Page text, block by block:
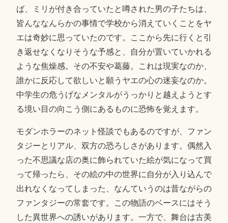
ば、ミリが付き合っていたと噂された男の子たちは、
皆んななんらかの事情で学校から消えていくことをヤ
エは奇妙に思っていたのです。ここから先に行くと引
き返せなくなりそうな予感と、自分が置いていかれる
ような焦燥感。その不安や葛藤。これは現実なのか、
誰かに反応して欲しいと願うヤエの心の迷妄なのか。
中学生の危うげなメンタルがうっかりと越えようとす
る境い目の向こう側にあるものに恐怖を覚えます。
モダンホラーのネット怪談でもあるのですが、ファン
タジーとリアル、双方の恐ろしさがあります。偶然入
った不思議な店の奥に飾られていた絵が気になって買
って帰ったら、その絵の中の世界に自分が入り込んで
出れなくなってしまった、なんていうのは昔ながらの
ファンタジーの常套です。この物語のベースにはそう
した異世界への誘いがあります。一方で、舞台は古美